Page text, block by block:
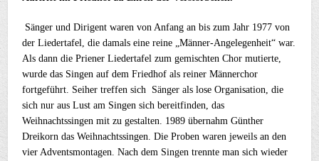
Sänger und Dirigent waren von Anfang an bis zum Jahr 1977 von
der Liedertafel, die damals eine reine „Männer-Angelegenheit“ war.
Als dann die Priener Liedertafel zum gemischten Chor mutierte,
wurde das Singen auf dem Friedhof als reiner Männerchor
fortgeführt. Seiher treffen sich Sänger als lose Organisation, die
sich nur aus Lust am Singen sich bereitfinden, das
Weihnachtssingen mit zu gestalten. 1989 übernahm Günther
Dreikorn das Weihnachtssingen. Die Proben waren jeweils an den
vier Adventsmontagen. Nach dem Singen trennte man sich wieder